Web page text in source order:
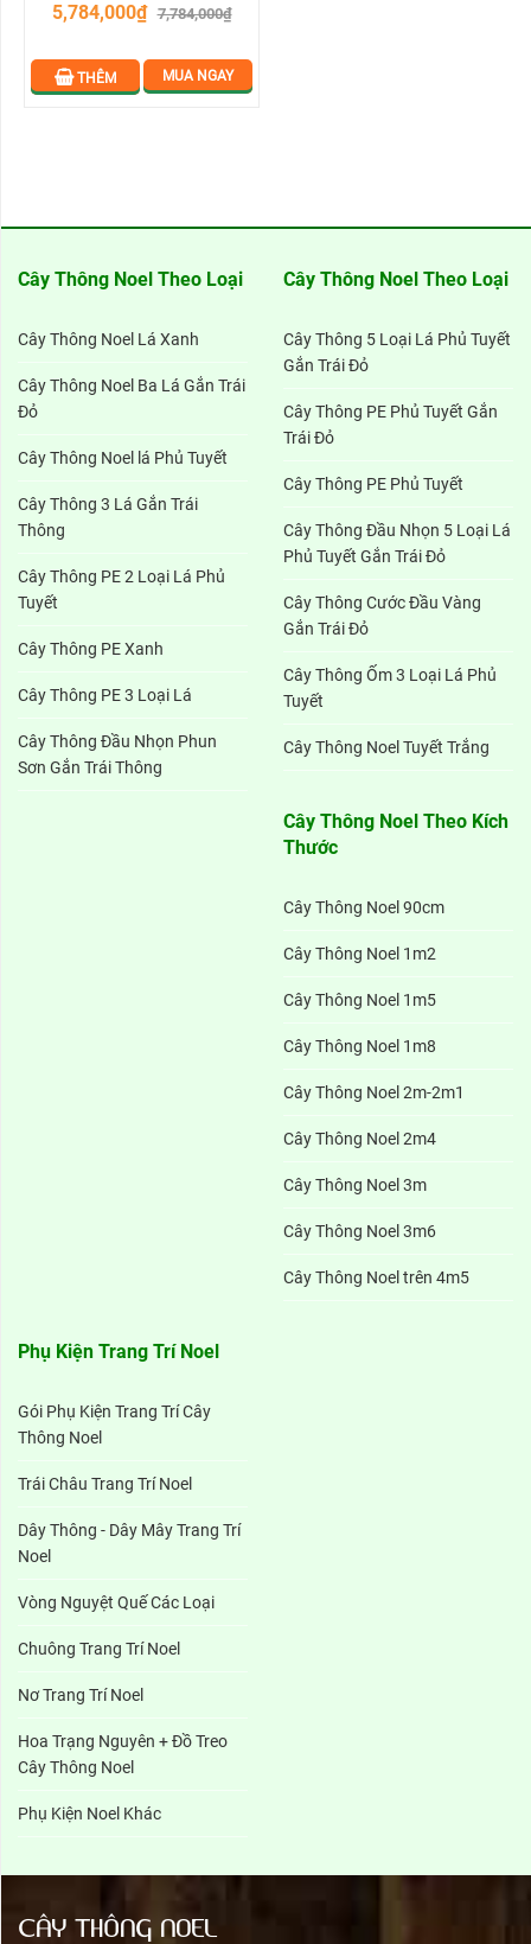
5,784,000₫ 7,784,000₫
THÊM MUA NGAY
Cây Thông Noel Theo Loại
Cây Thông Noel Lá Xanh
Cây Thông Noel Ba Lá Gắn Trái
Đỏ
Cây Thông Noel lá Phủ Tuyết
Cây Thông 3 Lá Gắn Trái
Thông
Cây Thông PE 2 Loại Lá Phủ
Tuyết
Cây Thông PE Xanh
Cây Thông PE 3 Loại Lá
Cây Thông Đầu Nhọn Phun
Sơn Gắn Trái Thông
Cây Thông Noel Theo Loại
Cây Thông 5 Loại Lá Phủ Tuyết
Gắn Trái Đỏ
Cây Thông PE Phủ Tuyết Gắn
Trái Đỏ
Cây Thông PE Phủ Tuyết
Cây Thông Đầu Nhọn 5 Loại Lá
Phủ Tuyết Gắn Trái Đỏ
Cây Thông Cước Đầu Vàng
Gắn Trái Đỏ
Cây Thông Ốm 3 Loại Lá Phủ
Tuyết
Cây Thông Noel Tuyết Trắng
Cây Thông Noel Theo Kích
Thước
Cây Thông Noel 90cm
Cây Thông Noel 1m2
Cây Thông Noel 1m5
Cây Thông Noel 1m8
Cây Thông Noel 2m-2m1
Cây Thông Noel 2m4
Cây Thông Noel 3m
Cây Thông Noel 3m6
Cây Thông Noel trên 4m5
Phụ Kiện Trang Trí Noel
Gói Phụ Kiện Trang Trí Cây
Thông Noel
Trái Châu Trang Trí Noel
Dây Thông - Dây Mây Trang Trí
Noel
Vòng Nguyệt Quế Các Loại
Chuông Trang Trí Noel
Nơ Trang Trí Noel
Hoa Trạng Nguyên + Đồ Treo
Cây Thông Noel
Phụ Kiện Noel Khác
CÂY THÔNG NOEL